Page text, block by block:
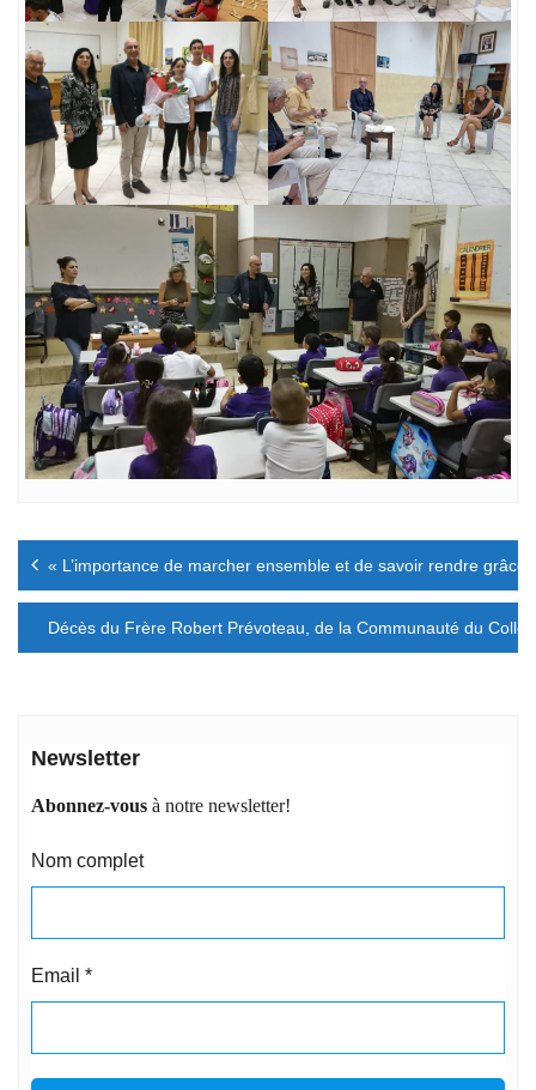
Navigation
l’article
« L’importance de marcher ensemble et de savoir rendre grâce
Décès du Frère Robert Prévoteau, de la Communauté du
Newsletter
Abonnez-vous à notre newsletter!
Nom complet
Email *